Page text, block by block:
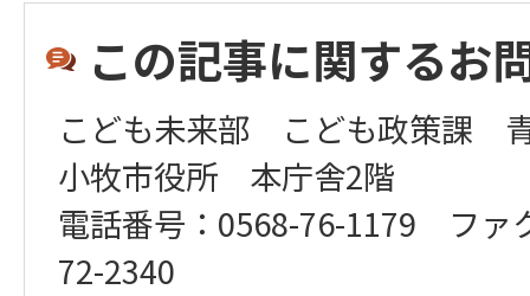
この記事に関するお
こども未来部 こども政策課
小牧市役所 本庁舎2階
電話番号：0568-76-1179 ファ
72-2340